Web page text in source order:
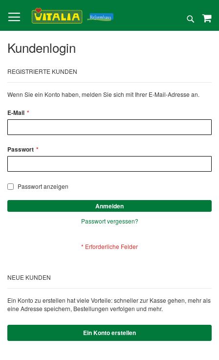
zum
Inhalt
Suche
Kundenlogin
REGISTRIERTE KUNDEN
Wenn Sie ein Konto haben, melden Sie sich mit Ihrer E-Mail-Adresse an.
E-Mail
Passwort
Passwort anzeigen
Anmelden
Passwort vergessen?
NEUE KUNDEN
Ein Konto zu erstellen hat viele Vorteile: schneller zur Kasse gehen, mehr als
eine Adresse speichern, Bestellungen verfolgen und mehr.
Ein Konto erstellen